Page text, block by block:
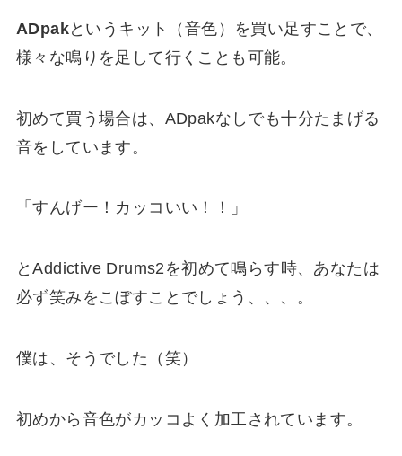
ADpakというキット（音色）を買い足すことで、
様々な鳴りを足して行くことも可能。
初めて買う場合は、 ADpakなしでも十分たまげる
音をしています。
「すんげー！カッコいい！！」
とAddictive Drums2を初めて鳴らす時、あなたは
必ず笑みをこぼすことでしょう、、、。
僕は、そうでした（笑）
初めから 音色がカッコよく加工 されています。